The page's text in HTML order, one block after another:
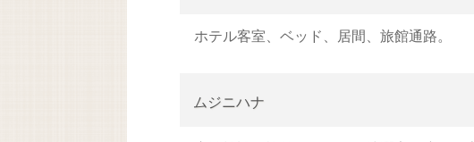
ホテル客室、ベッド、居間、旅館通路。
ムジニハナ